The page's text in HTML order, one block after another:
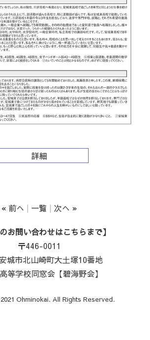
詳細
« 前へ 一覧 次へ »
お問い合わせはこちらまで】
〒446-0011
城市北山崎町大土塚10番地
等学校同窓会【碧海野会】
Ohminokai. All Rights Reserved.